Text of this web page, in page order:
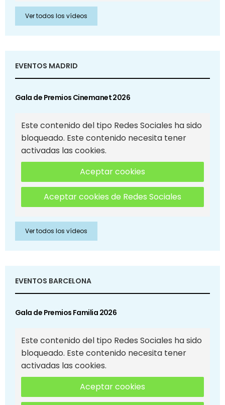
Ver todos los vídeos
EVENTOS MADRID
Gala de Premios Cinemanet 2026
Este contenido del tipo Redes Sociales ha sido
bloqueado. Este contenido necesita tener
activadas las cookies.
Aceptar cookies
Aceptar cookies de Redes Sociales
Ver todos los vídeos
EVENTOS BARCELONA
Gala de Premios Familia 2026
Este contenido del tipo Redes Sociales ha sido
bloqueado. Este contenido necesita tener
activadas las cookies.
Aceptar cookies